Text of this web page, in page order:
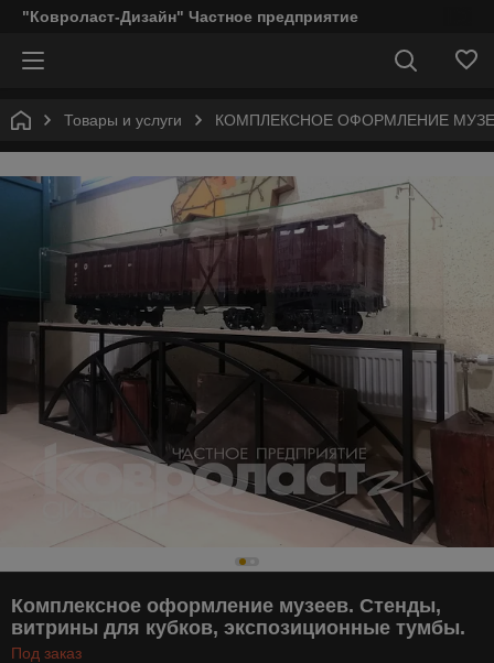
"Ковроласт-Дизайн" Частное предприятие
Товары и услуги КОМПЛЕКСНОЕ ОФОРМЛЕНИЕ
Комплексное оформление музеев. Стенды,
витрины для кубков, экспозиционные тумбы.
Под заказ